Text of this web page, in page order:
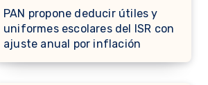
PAN propone deducir útiles y
uniformes escolares del ISR con
ajuste anual por inflación